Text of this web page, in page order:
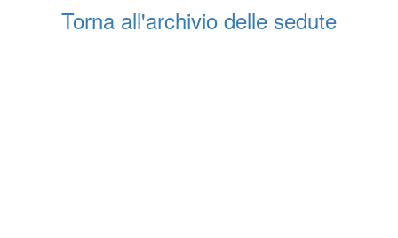
Torna all'archivio delle sedute